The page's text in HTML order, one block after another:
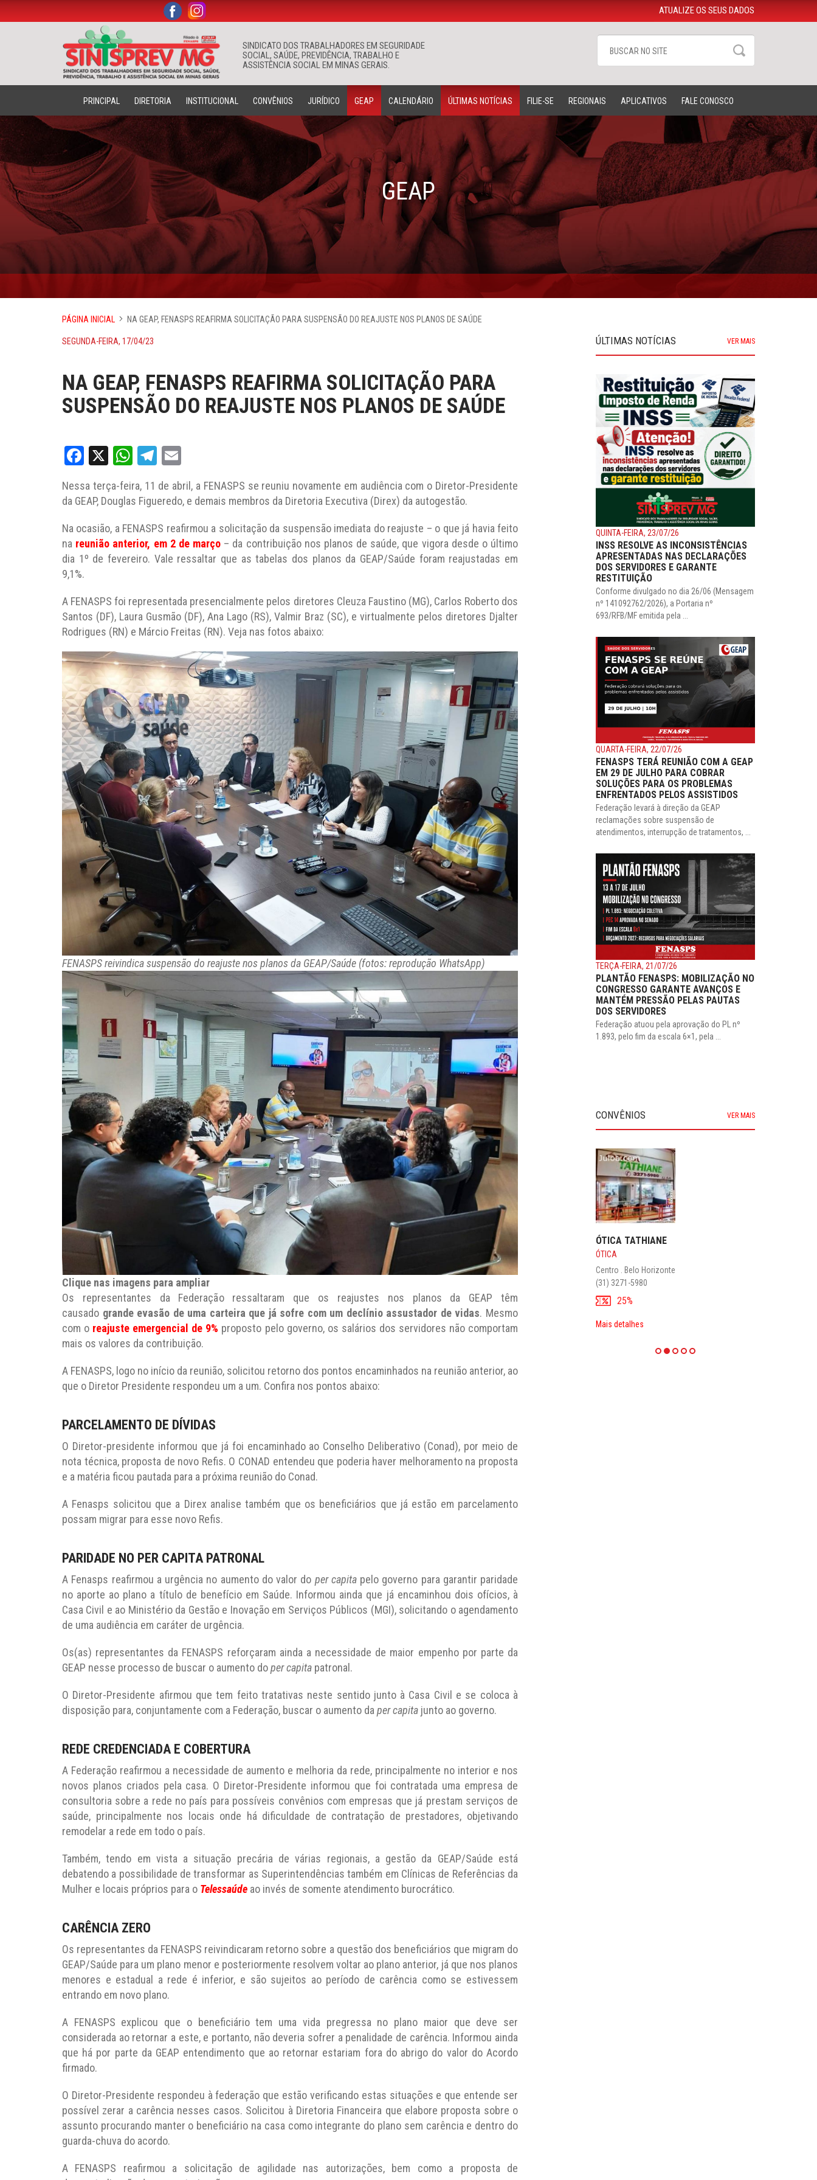
SINDICATO DOS TRABALHADORES EM SEGURIDADE
SOCIAL, SAÚDE, PREVIDÊNCIA, TRABALHO E
ASSISTÊNCIA SOCIAL EM MINAS GERAIS.
Buscar
. . ATUALIZE OS SEUS DADOS
PRINCIPAL DIRETORIA INSTITUCIONAL CONVÊNIOS JURÍDICO GEAP CALENDÁRIO ÚLTIMAS NOTÍCIAS FILIE-SE REGIONAIS APLICATIVOS FALE CONOSCO
GEAP
PÁGINA INICIAL NA GEAP, FENASPS REAFIRMA SOLICITAÇÃO PARA SUSPENSÃO DO REAJUSTE NOS PLANOS DE SAÚDE
SEGUNDA-FEIRA, 17/04/23
NA GEAP, FENASPS REAFIRMA SOLICITAÇÃO PARA
SUSPENSÃO DO REAJUSTE NOS PLANOS DE SAÚDE
Facebook
X WhatsApp
Telegram
Nessa terça-feira, 11 de abril, a FENASPS se reuniu novamente em audiência com o Diretor-Presidente
da GEAP, Douglas Figueredo, e demais membros da Diretoria Executiva (Direx) da autogestão.
Na ocasião, a FENASPS reafirmou a solicitação da suspensão imediata do reajuste – o que já havia feito
na reunião anterior, em 2 de março – da contribuição nos planos de saúde, que vigora desde o último
dia 1º de fevereiro. Vale ressaltar que as tabelas dos planos da GEAP/Saúde foram reajustadas em
9,1%.
A FENASPS foi representada presencialmente pelos diretores Cleuza Faustino (MG), Carlos Roberto dos
Santos (DF), Laura Gusmão (DF), Ana Lago (RS), Valmir Braz (SC), e virtualmente pelos diretores Djalter
Rodrigues (RN) e Márcio Freitas (RN). Veja nas fotos abaixo:
FENASPS reivindica suspensão do reajuste nos planos da GEAP/Saúde (fotos: reprodução WhatsApp)
Clique nas imagens para ampliar
Os representantes da Federação ressaltaram que os reajustes nos planos da GEAP têm
causado grande evasão de uma carteira que já sofre com um declínio assustador de vidas. Mesmo
com o reajuste emergencial de 9% proposto pelo governo, os salários dos servidores não comportam
mais os valores da contribuição.
A FENASPS, logo no início da reunião, solicitou retorno dos pontos encaminhados na reunião anterior, ao
que o Diretor Presidente respondeu um a um. Confira nos pontos abaixo:
PARCELAMENTO DE DÍVIDAS
O Diretor-presidente informou que já foi encaminhado ao Conselho Deliberativo (Conad), por meio de
nota técnica, proposta de novo Refis. O CONAD entendeu que poderia haver melhoramento na proposta
e a matéria ficou pautada para a próxima reunião do Conad.
A Fenasps solicitou que a Direx analise também que os beneficiários que já estão em parcelamento
possam migrar para esse novo Refis.
PARIDADE NO PER CAPITA PATRONAL
A Fenasps reafirmou a urgência no aumento do valor do per capitapelo governo para garantir paridade
no aporte ao plano a título de benefício em Saúde. Informou ainda que já encaminhou dois ofícios, à
Casa Civil e ao Ministério da Gestão e Inovação em Serviços Públicos (MGI), solicitando o agendamento
de uma audiência em caráter de urgência.
Os(as) representantes da FENASPS reforçaram ainda a necessidade de maior empenho por parte da
GEAP nesse processo de buscar o aumento doper capita patronal.
O Diretor-Presidente afirmou que tem feito tratativas neste sentido junto à Casa Civil e se coloca à
disposição para, conjuntamente com a Federação, buscar o aumento daper capita junto ao governo.
REDE CREDENCIADA E COBERTURA
A Federação reafirmou a necessidade de aumento e melhoria da rede, principalmente no interior e nos
novos planos criados pela casa. O Diretor-Presidente informou que foi contratada uma empresa de
consultoria sobre a rede no país para possíveis convênios com empresas que já prestam serviços de
saúde, principalmente nos locais onde há dificuldade de contratação de prestadores, objetivando
remodelar a rede em todo o país.
Também, tendo em vista a situação precária de várias regionais, a gestão da GEAP/Saúde está
debatendo a possibilidade de transformar as Superintendências também em Clínicas de Referências da
Mulher e locais próprios para o Telessaúde ao invés de somente atendimento burocrático.
CARÊNCIA ZERO
Os representantes da FENASPS reivindicaram retorno sobre a questão dos beneficiários que migram do
GEAP/Saúde para um plano menor e posteriormente resolvem voltar ao plano anterior, já que nos planos
menores e estadual a rede é inferior, e são sujeitos ao período de carência como se estivessem
entrando em novo plano.
A FENASPS explicou que o beneficiário tem uma vida pregressa no plano maior que deve ser
considerada ao retornar a este, e portanto, não deveria sofrer a penalidade de carência. Informou ainda
que há por parte da GEAP entendimento que ao retornar estariam fora do abrigo do valor do Acordo
firmado.
O Diretor-Presidente respondeu à federação que estão verificando estas situações e que entende ser
possível zerar a carência nesses casos. Solicitou à Diretoria Financeira que elabore proposta sobre o
assunto procurando manter o beneficiário na casa como integrante do plano sem carência e dentro do
guarda-chuva do acordo.
A FENASPS reafirmou a solicitação de agilidade nas autorizações, bem como a proposta de
ÚLTIMAS NOTÍCIAS VER MAIS
QUINTA-FEIRA, 23/07/26
INSS RESOLVE AS INCONSISTÊNCIAS
APRESENTADAS NAS DECLARAÇÕES
DOS SERVIDORES E GARANTE
RESTITUIÇÃO
Conforme divulgado no dia 26/06 (Mensagem
nº 141092762/2026), a Portaria nº
693/RFB/MF emitida pela ...
QUARTA-FEIRA, 22/07/26
FENASPS TERÁ REUNIÃO COM A GEAP
EM 29 DE JULHO PARA COBRAR
SOLUÇÕES PARA OS PROBLEMAS
ENFRENTADOS PELOS ASSISTIDOS
Federação levará à direção da GEAP
reclamações sobre suspensão de
atendimentos, interrupção de tratamentos, ...
TERÇA-FEIRA, 21/07/26
PLANTÃO FENASPS: MOBILIZAÇÃO NO
CONGRESSO GARANTE AVANÇOS E
MANTÉM PRESSÃO PELAS PAUTAS
DOS SERVIDORES
Federação atuou pela aprovação do PL nº
1.893, pelo fim da escala 6×1, pela ...
CONVÊNIOS VER MAIS
ÓTICA TATHIANE
ÓTICA
Centro . Belo Horizonte
(31) 3271-5980
25%
Mais detalhes